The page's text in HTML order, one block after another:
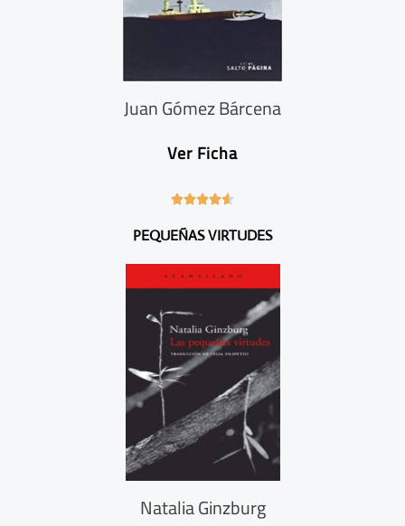
Juan Gómez Bárcena
Ver Ficha

6
PEQUEÑAS VIRTUDES
Natalia Ginzburg